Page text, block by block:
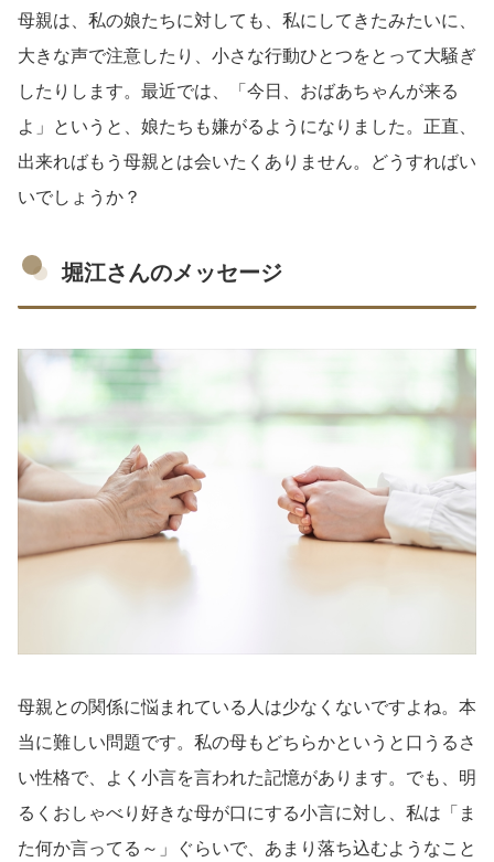
母親は、私の娘たちに対しても、私にしてきたみたいに、
大きな声で注意したり、小さな行動ひとつをとって大騒ぎ
したりします。最近では、「今日、おばあちゃんが来る
よ」というと、娘たちも嫌がるようになりました。正直、
出来ればもう母親とは会いたくありません。どうすればい
いでしょうか？
堀江さんのメッセージ
母親との関係に悩まれている人は少なくないですよね。本
当に難しい問題です。私の母もどちらかというと口うるさ
い性格で、よく小言を言われた記憶があります。でも、明
るくおしゃべり好きな母が口にする小言に対し、私は「ま
た何か言ってる～」ぐらいで、あまり落ち込むようなこと